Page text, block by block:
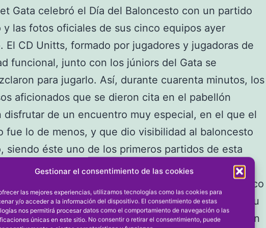
Gestionar el consentimiento de las cookies
las mejores experiencias, utilizamos tecnologías como las cookies para
y/o acceder a la información del dispositivo. El consentimiento de estas
nos permitirá procesar datos como el comportamiento de navegación o las
únicas en este sitio. No consentir o retirar el consentimiento, puede
Gata celebró el Día del Baloncesto con un partido
y las fotos oficiales de sus cinco equipos ayer
El CD Unitts, formado por jugadores y jugadoras de
funcional, junto con los júniors del Gata se
para jugarlo. Así, durante cuarenta minutos, los
aficionados que se dieron cita en el pabellón
disfrutar de un encuentro muy especial, en el que el
fue lo de menos, y que dio visibilidad al baloncesto
siendo éste uno de los primeros partidos de esta
se juegan en la Marina Alta.
dominical se inició con la fotos oficiales de los cinco
club que preside María Monfort, así como la de su
Continuó con el partido inclusivo y finalizó con